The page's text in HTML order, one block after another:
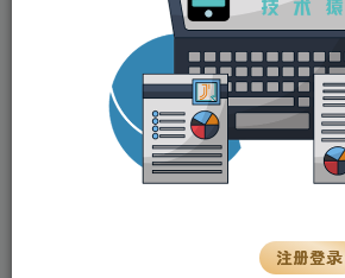
2年前更新
佳能IR105维修手册中文
注册登录